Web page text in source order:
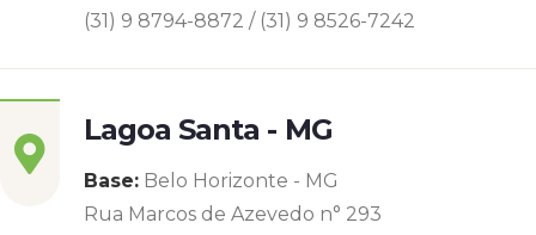
(31) 9 8794-8872 / (31) 9 8526-7242
Lagoa Santa - MG
Base: Belo Horizonte - MG
Rua Marcos de Azevedo n° 293